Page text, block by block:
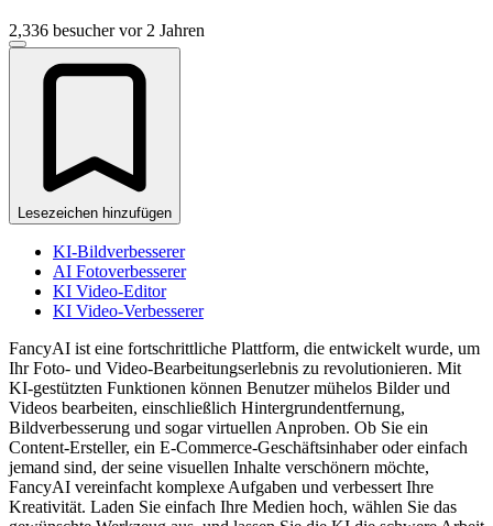
2,336 besucher vor 2 Jahren
Lesezeichen hinzufügen
KI-Bildverbesserer
AI Fotoverbesserer
KI Video-Editor
KI Video-Verbesserer
FancyAI ist eine fortschrittliche Plattform, die entwickelt wurde, um
Ihr Foto- und Video-Bearbeitungserlebnis zu revolutionieren. Mit
KI-gestützten Funktionen können Benutzer mühelos Bilder und
Videos bearbeiten, einschließlich Hintergrundentfernung,
Bildverbesserung und sogar virtuellen Anproben. Ob Sie ein
Content-Ersteller, ein E-Commerce-Geschäftsinhaber oder einfach
jemand sind, der seine visuellen Inhalte verschönern möchte,
FancyAI vereinfacht komplexe Aufgaben und verbessert Ihre
Kreativität. Laden Sie einfach Ihre Medien hoch, wählen Sie das